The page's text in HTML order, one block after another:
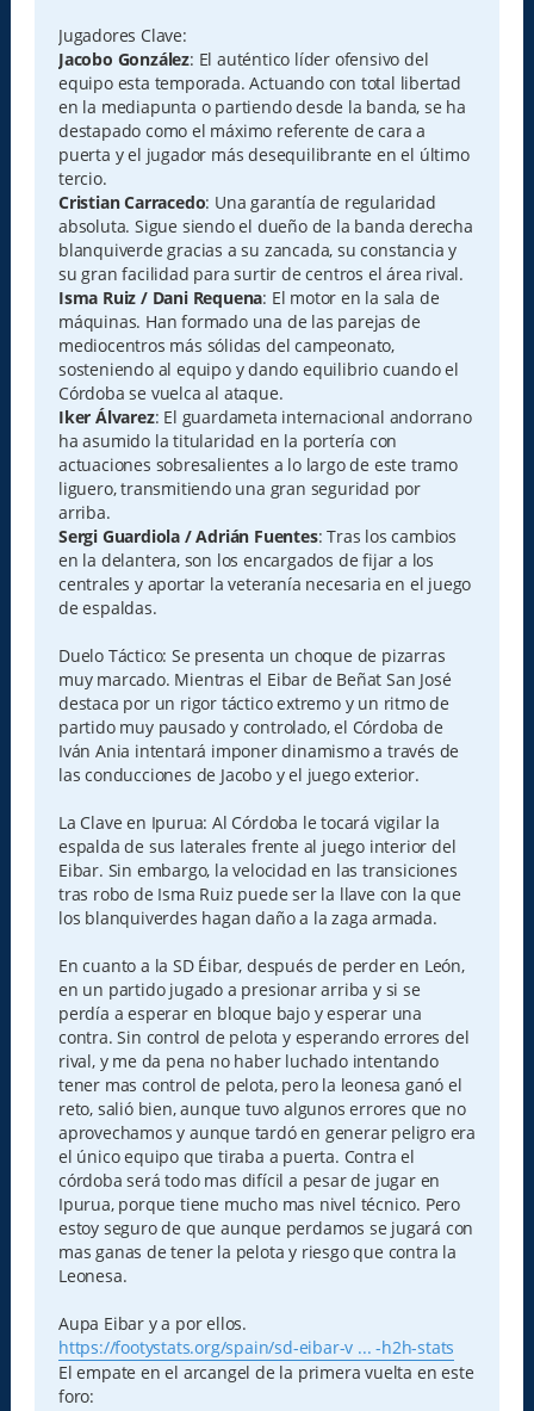
Jugadores Clave:
Jacobo González: El auténtico líder ofensivo del
equipo esta temporada. Actuando con total libertad
en la mediapunta o partiendo desde la banda, se ha
destapado como el máximo referente de cara a
puerta y el jugador más desequilibrante en el último
tercio.
Cristian Carracedo: Una garantía de regularidad
absoluta. Sigue siendo el dueño de la banda derecha
blanquiverde gracias a su zancada, su constancia y
su gran facilidad para surtir de centros el área rival.
Isma Ruiz / Dani Requena: El motor en la sala de
máquinas. Han formado una de las parejas de
mediocentros más sólidas del campeonato,
sosteniendo al equipo y dando equilibrio cuando el
Córdoba se vuelca al ataque.
Iker Álvarez: El guardameta internacional andorrano
ha asumido la titularidad en la portería con
actuaciones sobresalientes a lo largo de este tramo
liguero, transmitiendo una gran seguridad por
arriba.
Sergi Guardiola / Adrián Fuentes: Tras los cambios
en la delantera, son los encargados de fijar a los
centrales y aportar la veteranía necesaria en el juego
de espaldas.
Duelo Táctico: Se presenta un choque de pizarras
muy marcado. Mientras el Eibar de Beñat San José
destaca por un rigor táctico extremo y un ritmo de
partido muy pausado y controlado, el Córdoba de
Iván Ania intentará imponer dinamismo a través de
las conducciones de Jacobo y el juego exterior.
La Clave en Ipurua: Al Córdoba le tocará vigilar la
espalda de sus laterales frente al juego interior del
Eibar. Sin embargo, la velocidad en las transiciones
tras robo de Isma Ruiz puede ser la llave con la que
los blanquiverdes hagan daño a la zaga armada.
En cuanto a la SD Éibar, después de perder en León,
en un partido jugado a presionar arriba y si se
perdía a esperar en bloque bajo y esperar una
contra. Sin control de pelota y esperando errores del
rival, y me da pena no haber luchado intentando
tener mas control de pelota, pero la leonesa ganó el
reto, salió bien, aunque tuvo algunos errores que no
aprovechamos y aunque tardó en generar peligro era
el único equipo que tiraba a puerta. Contra el
córdoba será todo mas difícil a pesar de jugar en
Ipurua, porque tiene mucho mas nivel técnico. Pero
estoy seguro de que aunque perdamos se jugará con
mas ganas de tener la pelota y riesgo que contra la
Leonesa.
Aupa Eibar y a por ellos.
https://footystats.org/spain/sd-eibar-v ... -h2h-stats
El empate en el arcangel de la primera vuelta en este
foro: